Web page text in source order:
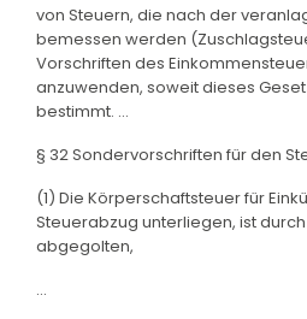
von Steuern, die nach der
bemessen werden
Vorschriften des
anzuwenden, soweit dieses
bestimmt. ...
§ 32 Sondervorschriften für den
(1) Die Körperschaftsteuer für
Steuerabzug unterliegen, ist
abgegolten,
...